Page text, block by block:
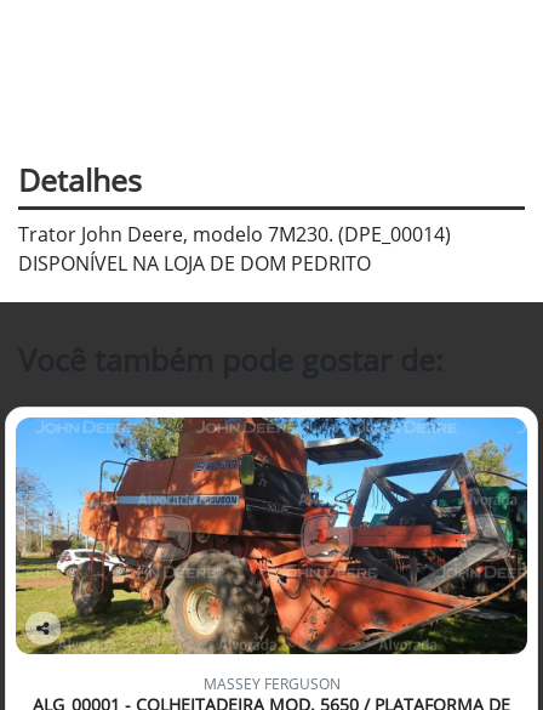
Detalhes
Trator John Deere, modelo 7M230. (DPE_00014)
DISPONÍVEL NA LOJA DE DOM PEDRITO
Co
arti
MASSEY FERGUSON
ALG_00001 - COLHEITADEIRA MOD. 5650 / PLATAFORMA DE